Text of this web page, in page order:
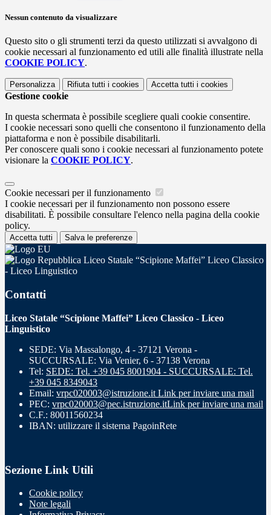
Nessun contenuto da visualizzare
Questo sito o gli strumenti terzi da questo utilizzati si avvalgono di
cookie necessari al funzionamento ed utili alle finalità illustrate nella
COOKIE POLICY.
Personalizza Rifiuta tutti i cookies Accetta tutti i cookies
Gestione cookie
In questa schermata è possibile scegliere quali cookie consentire.
I cookie necessari sono quelli che consentono il funzionamento della
piattaforma e non è possibile disabilitarli.
Per conoscere quali sono i cookie necessari al funzionamento potete
visionare la COOKIE POLICY.
Cookie necessari per il funzionamento
I cookie necessari per il funzionamento non possono essere
disabilitati. È possibile consultare l'elenco nella pagina della cookie
policy.
Accetta tutti Salva le preferenze
Liceo Statale “Scipione Maffei” Liceo Classico
- Liceo Linguistico
Contatti
Liceo Statale “Scipione Maffei” Liceo Classico - Liceo
Linguistico
SEDE: Via Massalongo, 4 - 37121 Verona -
SUCCURSALE: Via Venier, 6 - 37138 Verona
Tel: SEDE: Tel. +39 045 8001904 - SUCCURSALE: Tel.
+39 045 8349043
Email: vrpc020003@istruzione.it Link per inviare una mail
PEC: vrpc020003@pec.istruzione.itLink per inviare una mail
C.F.: 80011560234
IBAN: utilizzare il sistema PagoinRete
Sezione Link Utili
Cookie policy
Note legali